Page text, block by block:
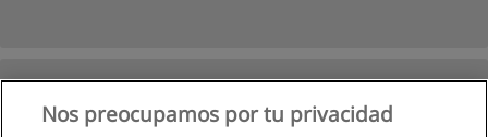
Nos preocupamos por tu privacidad